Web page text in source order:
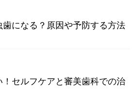
になる？原因や予防する方法
セルフケアと審美歯科での治